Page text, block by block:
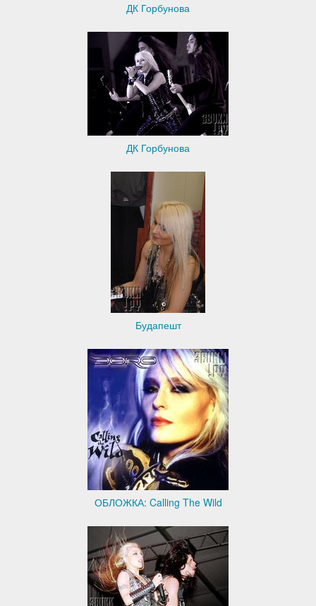
ДК Горбунова
ДК Горбунова
Будапешт
ОБЛОЖКА: Calling The Wild